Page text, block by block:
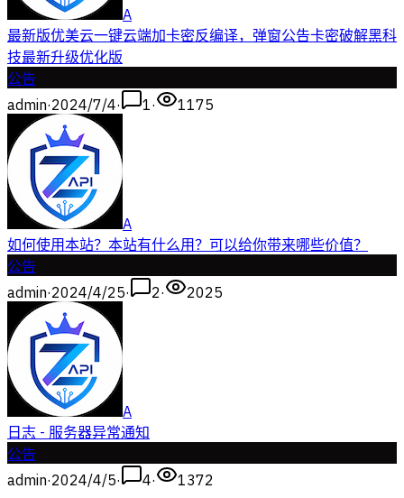
A
最新版优美云一键云端加卡密反编译，弹窗公告卡密破解黑科
技最新升级优化版
公告
admin·2024/7/4· 1· 1175
A
如何使用本站？本站有什么用？可以给你带来哪些价值？
公告
admin·2024/4/25· 2· 2025
A
日志 - 服务器异常通知
公告
admin·2024/4/5· 4·
1372